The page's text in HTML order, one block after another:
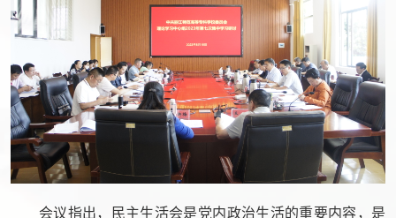
会议指出，民主生活会是党内政治生活的重要内容，是